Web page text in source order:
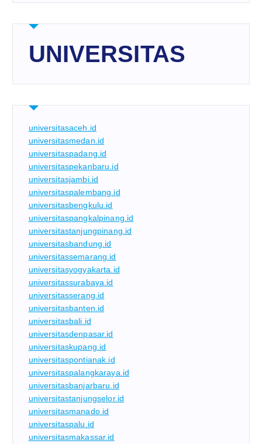
UNIVERSITAS
universitasaceh.id
universitasmedan.id
universitaspadang.id
universitaspekanbaru.id
universitasjambi.id
universitaspalembang.id
universitasbengkulu.id
universitaspangkalpinang.id
universitastanjungpinang.id
universitasbandung.id
universitassemarang.id
universitasyogyakarta.id
universitassurabaya.id
universitasserang.id
universitasbanten.id
universitasbali.id
universitasdenpasar.id
universitaskupang.id
universitaspontianak.id
universitaspalangkaraya.id
universitasbanjarbaru.id
universitastanjungselor.id
universitasmanado.id
universitaspalu.id
universitasmakassar.id